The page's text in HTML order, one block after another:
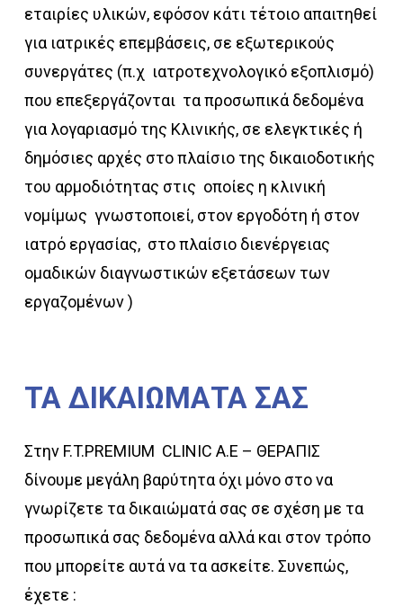
εταιρίες υλικών, εφόσον κάτι τέτοιο απαιτηθεί
για ιατρικές επεμβάσεις, σε εξωτερικούς
συνεργάτες (π.χ ιατροτεχνολογικό εξοπλισμό)
που επεξεργάζονται τα προσωπικά δεδομένα
για λογαριασμό της Κλινικής, σε ελεγκτικές ή
δημόσιες αρχές στο πλαίσιο της δικαιοδοτικής
του αρμοδιότητας στις οποίες η κλινική
νομίμως γνωστοποιεί, στον εργοδότη ή στον
ιατρό εργασίας, στο πλαίσιο διενέργειας
ομαδικών διαγνωστικών εξετάσεων των
εργαζομένων )
ΤΑ ΔΙΚΑΙΩΜΑΤΑ ΣΑΣ
Στην F.T.PREMIUM CLINIC Α.Ε – ΘΕΡΑΠΙΣ
δίνουμε μεγάλη βαρύτητα όχι μόνο στο να
γνωρίζετε τα δικαιώματά σας σε σχέση με τα
προσωπικά σας δεδομένα αλλά και στον τρόπο
που μπορείτε αυτά να τα ασκείτε. Συνεπώς,
έχετε :